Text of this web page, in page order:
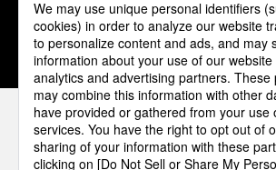
1 2 3 4 5
パナソニックの電気設備 SNS